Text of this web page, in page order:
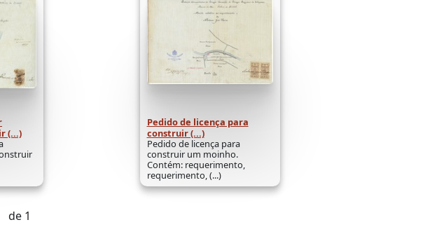
(...)
Pedido de licença para
construir (...)
Pedido de licença para
construir um moinho.
Contém: requerimento,
requerimento, (...)
de 1